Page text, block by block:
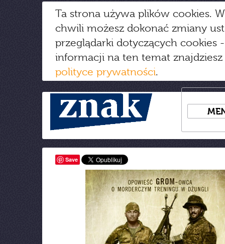
Ta strona używa plików cookies.
chwili możesz dokonać zmiany
przeglądarki dotyczących cookies
informacji na ten temat
polityce prywatności.
Save